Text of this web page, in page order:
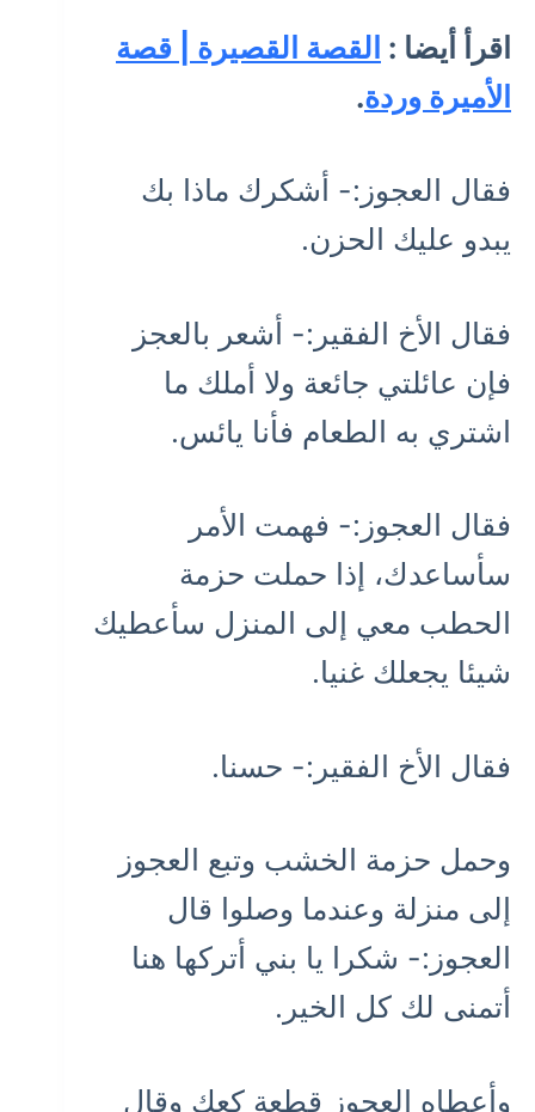
اقرأ أيضا : القصة القصيرة | قصة
الأميرة وردة.
فقال العجوز:- أشكرك ماذا بك
يبدو عليك الحزن.
فقال الأخ الفقير:- أشعر بالعجز
فإن عائلتي جائعة ولا أملك ما
اشتري به الطعام فأنا يائس.
فقال العجوز:- فهمت الأمر
سأساعدك، إذا حملت حزمة
الحطب معي إلى المنزل سأعطيك
شيئا يجعلك غنيا.
فقال الأخ الفقير:- حسنا.
وحمل حزمة الخشب وتبع العجوز
إلى منزلة وعندما وصلوا قال
العجوز:- شكرا يا بني أتركها هنا
أتمنى لك كل الخير.
وأعطاه العجوز قطعة كعك وقال